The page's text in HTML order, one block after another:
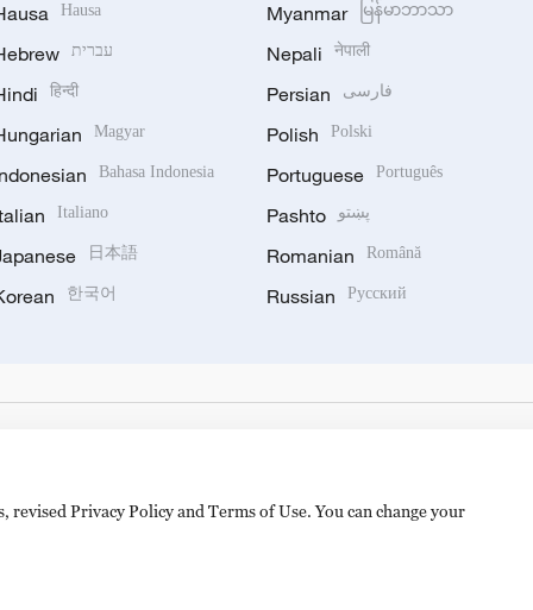
Hausa
עברית
हिन्दी
Magyar
Bahasa Indonesia
Italiano
日本語
한국어
Myanmar မြန်မာဘာသာ
Nepali नेपाली
Persian فارسی
Polish Polski
Portuguese Português
Pashto پښتو
Romanian Română
Russian Русский
Privacy Policy and Terms of Use. You can change your